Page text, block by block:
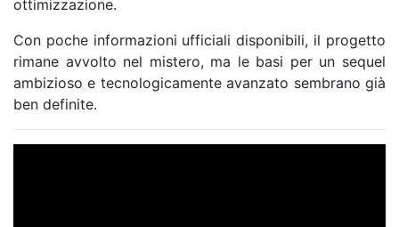
ottimizzazione.
Con poche informazioni ufficiali disponibili, il progetto
rimane avvolto nel mistero, ma le basi per un sequel
ambizioso e tecnologicamente avanzato sembrano già
ben definite.